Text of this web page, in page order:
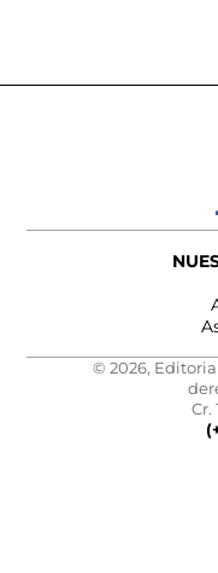
© 2026,
Cr.